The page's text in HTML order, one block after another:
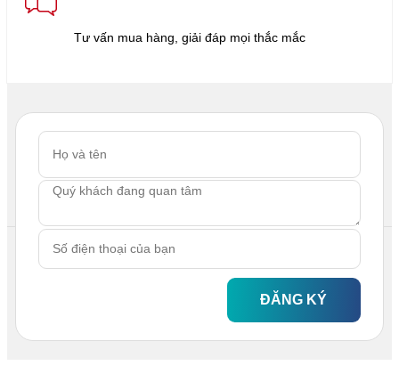
Tư vấn mua hàng, giải đáp mọi thắc mắc
ĐĂNG KÝ